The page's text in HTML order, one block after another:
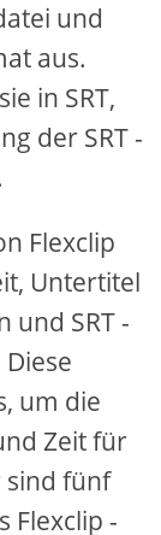
und
aus.
in SRT,
der SRT -
Flexclip
Untertitel
und SRT -
um die
Zeit für
sind fünf
Flexclip -